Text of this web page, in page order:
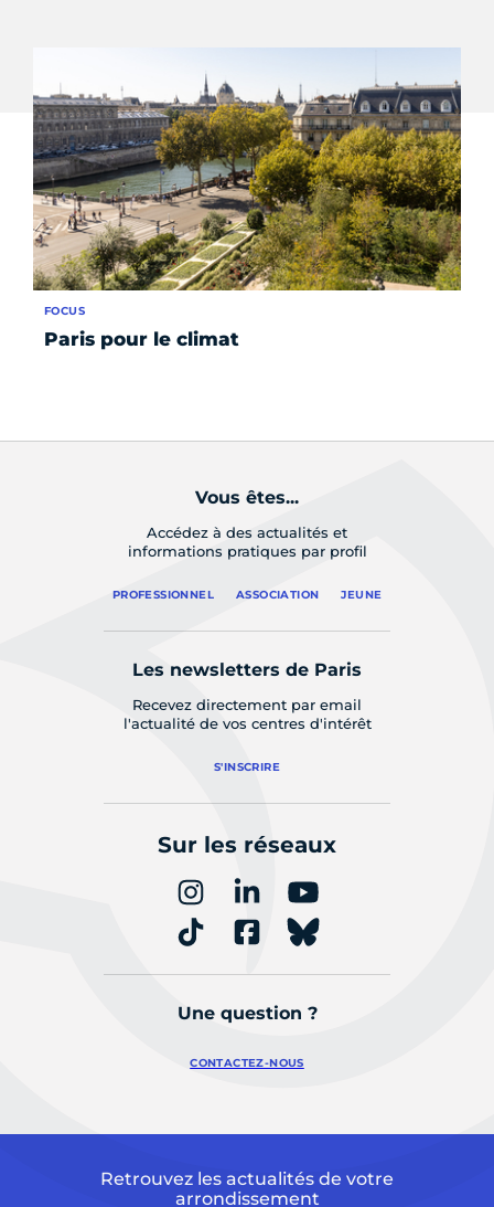
Paris pour le climat
FOCUS
Vous êtes...
Accédez à des actualités et
informations pratiques par profil
PROFESSIONNEL ASSOCIATION JEUNE
Les newsletters de Paris
Recevez directement par email
l'actualité de vos centres d'intérêt
S'INSCRIRE
Sur les réseaux
Une question ?
CONTACTEZ-NOUS
Retrouvez les actualités de votre
arrondissement